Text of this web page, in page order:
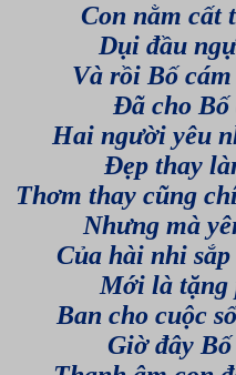
Con nằm cất
Dụi đầu
Và rồi Bố
Đã cho Bố
Hai người yêu
Đẹp thay
Thơm thay cũng
Nhưng mà
Của hài nhi
Mới là tặng
Ban cho cuộc
Giờ đây